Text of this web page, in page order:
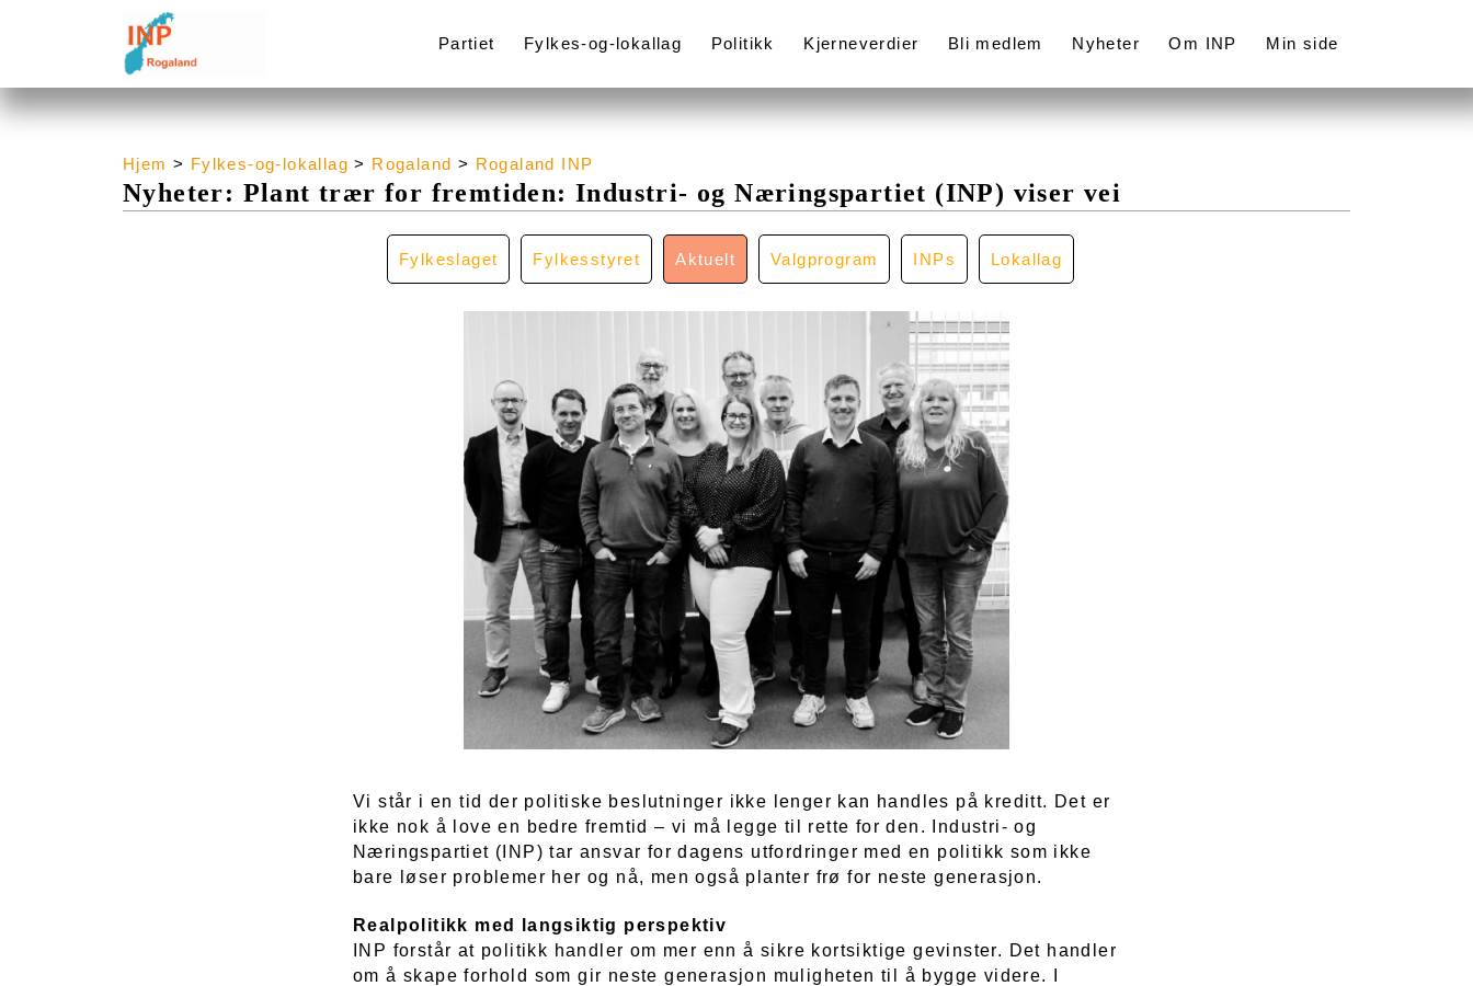
Partiet Fylkes-og-lokallag Politikk Kjerneverdier Bli medlem Nyheter Om INP Min side
Hjem > Fylkes-og-lokallag > Rogaland > Rogaland INP
Nyheter: Plant trær for fremtiden: Industri- og Næringspartiet (INP) viser vei
Fylkeslaget Fylkesstyret Aktuelt Valgprogram INPs Lokallag
Vi står i en tid der politiske beslutninger ikke lenger kan handles på kreditt. Det er
ikke nok å love en bedre fremtid – vi må legge til rette for den. Industri- og
Næringspartiet (INP) tar ansvar for dagens utfordringer med en politikk som ikke
bare løser problemer her og nå, men også planter frø for neste generasjon.
Realpolitikk med langsiktig perspektiv
INP forstår at politikk handler om mer enn å sikre kortsiktige gevinster. Det handler
om å skape forhold som gir neste generasjon muligheten til å bygge videre. I